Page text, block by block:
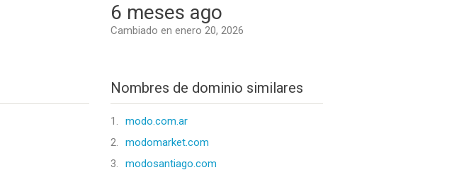
6 meses ago
Cambiado en enero 20, 2026
Nombres de dominio similares
1.
modo.com.ar
2.
modomarket.com
3.
modosantiago.com